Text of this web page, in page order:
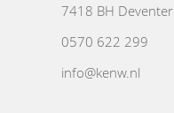
7418 BH Deventer
0570 622 299
info@kenw.nl